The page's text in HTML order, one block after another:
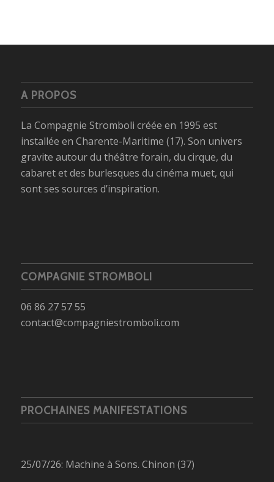
A PROPOS
La Compagnie Stromboli créée en 1995 est
installée en Charente-Maritime (17). Son univers
gravite autour du théâtre forain, du cirque, du
cabaret et des burlesques du cinéma muet, qui
sont ses sources d’inspiration.
COMPAGNIE STROMBOLI
06 86 27 57 55
contact@compagniestromboli.com
PROCHAINES MANIFESTATIONS
25/07/26: Machine à Sons. Chinon (37)